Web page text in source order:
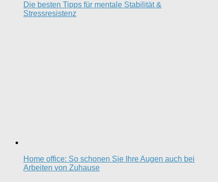
Die besten Tipps für mentale Stabilität &
Stressresistenz
Home office: So schonen Sie Ihre Augen auch bei
Arbeiten von Zuhause